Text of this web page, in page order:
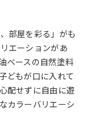
部屋を彩る」がも
エーションがあ
ベースの自然塗料
どもが口に入れて
配せずに自由に遊
カラーバリエーシ